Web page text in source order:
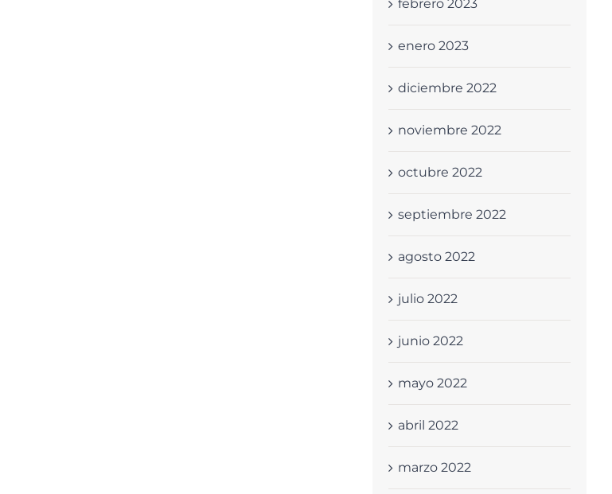
febrero 2023
enero 2023
diciembre 2022
noviembre 2022
octubre 2022
septiembre 2022
agosto 2022
julio 2022
junio 2022
mayo 2022
abril 2022
marzo 2022